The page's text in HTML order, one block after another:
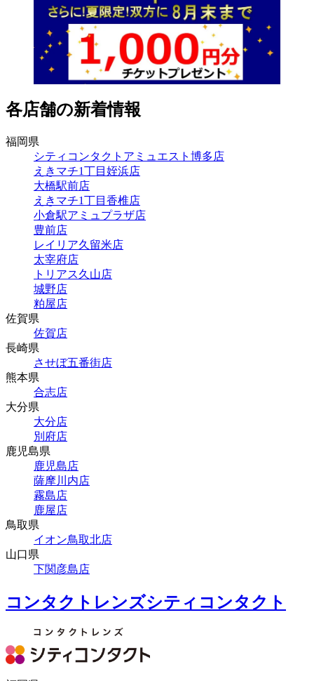
各店舗の新着情報
福岡県
シティコンタクトアミュエスト博多店
えきマチ1丁目姪浜店
大橋駅前店
えきマチ1丁目香椎店
小倉駅アミュプラザ店
豊前店
レイリア久留米店
太宰府店
トリアス久山店
城野店
粕屋店
佐賀県
佐賀店
長崎県
させぼ五番街店
熊本県
合志店
大分県
大分店
別府店
鹿児島県
鹿児島店
薩摩川内店
霧島店
鹿屋店
鳥取県
イオン鳥取北店
山口県
下関彦島店
コンタクトレンズシティコンタクト